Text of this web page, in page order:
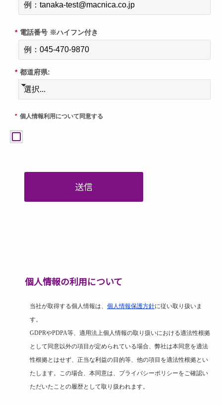
* 電話番号 ※ハイフン付き
* 都道府県:
* 個人情報利用について同意する
送信
個人情報の利用について
当社が取得する個人情報は、 個人情報保護方針に従い取り扱いま
す。
GDPRやPDPA等、適用法上個人情報の取り扱いにおける適法性根拠
として同意以外の項目が定められている場合、弊社は本同意を適法
性根拠とはせず、正当な利益の目的等、他の項目を適法性根拠とい
たします。この場合、本同意は、プライバシーポリシーをご確認い
ただいたことの履歴として取り扱われます。